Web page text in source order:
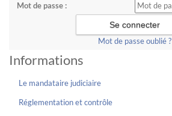
Mot de passe :
Mot de passe oublié ?
Informations
Le mandataire judiciaire
Réglementation et contrôle